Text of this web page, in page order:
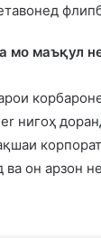
мо маъқул
нигоҳ
он арзон